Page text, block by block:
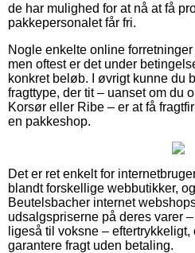
de har mulighed for at nå at få
pakkepersonalet får fri.
Nogle enkelte online
men oftest er det under
konkret beløb. I øvrigt kunne du
fragttype, der tit – uanset om du
Korsør eller Ribe – er at få
en pakkeshop.
Det er ret enkelt for
blandt forskellige webbutikker,
Beutelsbacher internet
udsalgspriserne på deres varer
ligeså til voksne –
garantere fragt uden betaling.